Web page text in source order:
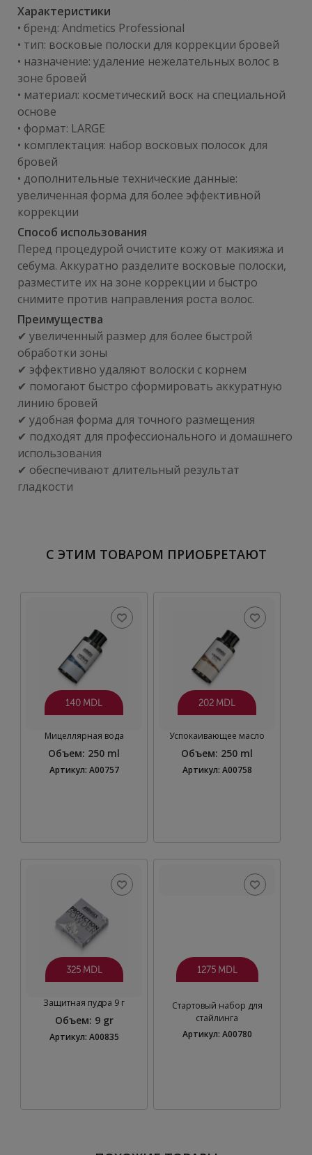
Характеристики
• бренд: Andmetics Professional
• тип: восковые полоски для коррекции бровей
• назначение: удаление нежелательных волос в
зоне бровей
• материал: косметический воск на специальной
основе
• формат: LARGE
• комплектация: набор восковых полосок для
бровей
• дополнительные технические данные:
увеличенная форма для более эффективной
коррекции
Способ использования
Перед процедурой очистите кожу от макияжа и
себума. Аккуратно разделите восковые полоски,
разместите их на зоне коррекции и быстро
снимите против направления роста волос.
Преимущества
✔ увеличенный размер для более быстрой
обработки зоны
✔ эффективно удаляют волоски с корнем
✔ помогают быстро сформировать аккуратную
линию бровей
✔ удобная форма для точного размещения
✔ подходят для профессионального и домашнего
использования
✔ обеспечивают длительный результат
гладкости
С ЭТИМ ТОВАРОМ ПРИОБРЕТАЮТ
140 MDL
Мицеллярная вода
Объем: 250 ml
Артикул: A00757
202 MDL
Успокаивающее масло
Объем: 250 ml
Артикул: A00758
325 MDL
Защитная пудра 9 г
Объем: 9 gr
Артикул: A00835
1275 MDL
Стартовый набор для
стайлинга
Артикул: A00780